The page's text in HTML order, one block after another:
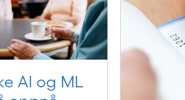
AI og ML